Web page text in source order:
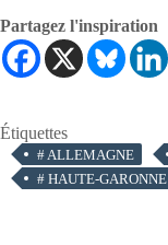
Partagez l'inspiration
Étiquettes
#ALLEMAGNE
# HAUTE-GARONNE